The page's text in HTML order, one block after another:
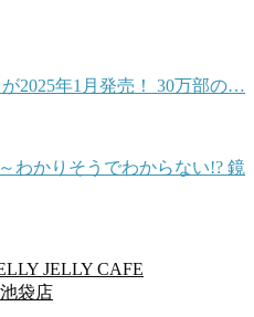
2025年1月発売！ 30万部の…
わかりそうでわからない!? 鏡